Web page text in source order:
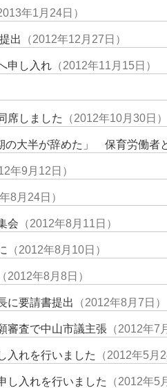
年1月24日）
出 （2012年12月27日）
申し入れ（2012年11月15日）
席しました （2012年10月30日）
の大半が辞めた」 保育労働者
年9月12日）
8月24日）
会 （2012年8月11日）
（2012年8月10日）
（2012年8月8日）
に要請書提出 （2012年8月7日）
審査で中山市議主張（2012年7
入れを行いました （2012年5月
し入れを行いました （2012年5